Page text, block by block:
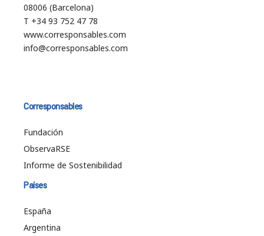
08006 (Barcelona)
T +34 93 752 47 78
www.corresponsables.com
info@corresponsables.com
Corresponsables
Fundación
ObservaRSE
Informe de Sostenibilidad
Países
España
Argentina